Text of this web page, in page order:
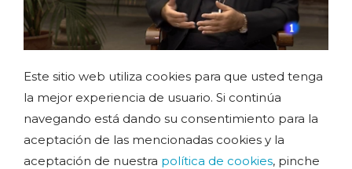
Este sitio web utiliza cookies para que usted tenga
la mejor experiencia de usuario. Si continúa
navegando está dando su consentimiento para la
aceptación de las mencionadas cookies y la
aceptación de nuestra política de cookies, pinche